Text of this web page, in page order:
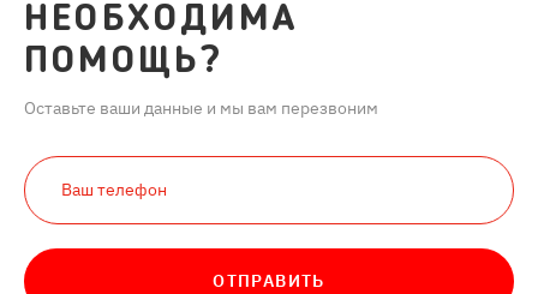
НЕОБХОДИМА
ПОМОЩЬ?
Оставьте ваши данные и мы вам перезвоним
ОТПРАВИТЬ